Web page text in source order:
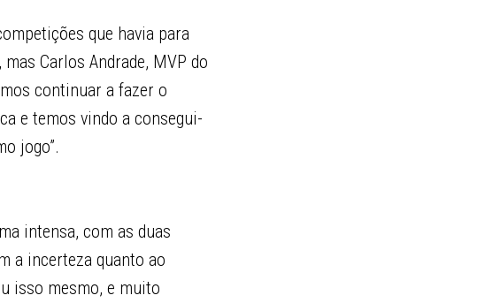
que havia para
Carlos Andrade, MVP do
continuar a fazer o
e temos vindo a consegui-
jogo”.
intensa, com as duas
a incerteza quanto ao
isso mesmo, e muito